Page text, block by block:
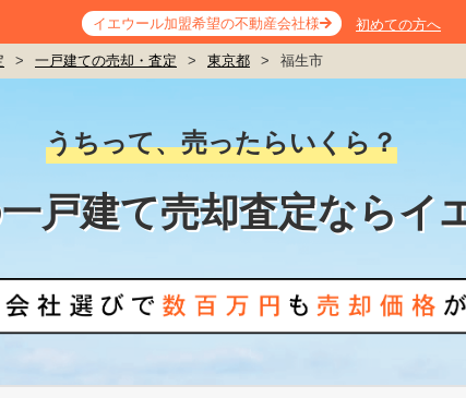
イエウール加盟希望の不動産会社様 初めての方へ
> 一戸建ての売却・査定 > 東京都 > 福生市
うちって、売ったらいくら？
戸建て売却査定ならイ